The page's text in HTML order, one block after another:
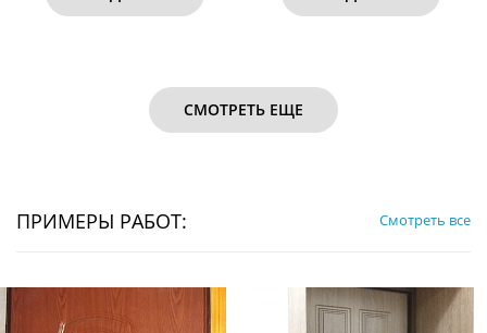
СМОТРЕТЬ ЕЩЕ
ПРИМЕРЫ РАБОТ: Смотреть все